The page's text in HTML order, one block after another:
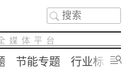
媒体平台
节能专题 行业标准